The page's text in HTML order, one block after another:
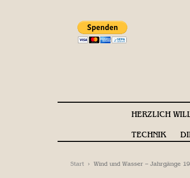
HERZLICH
TECHNIK
Start Wind und Wasser – Jahrgänge